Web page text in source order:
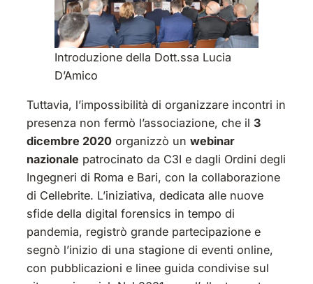
Introduzione della Dott.ssa Lucia
D’Amico
Tuttavia, l’impossibilità di organizzare incontri in
presenza non fermò l’associazione, che il 3
dicembre 2020 organizzò un webinar
nazionale patrocinato da C3I e dagli Ordini degli
Ingegneri di Roma e Bari, con la collaborazione
di Cellebrite. L’iniziativa, dedicata alle nuove
sfide della digital forensics in tempo di
pandemia, registrò grande partecipazione e
segnò l’inizio di una stagione di eventi online,
con pubblicazioni e linee guida condivise sul